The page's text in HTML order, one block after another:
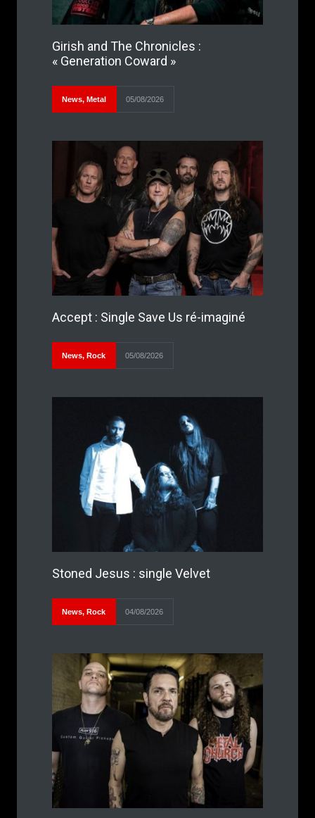
Girish and The Chronicles :
« Generation Coward »
News, Metal 05/08/2026
Accept : Single Save Us ré-imaginé
News, Rock 05/08/2026
Stoned Jesus : single Velvet
News, Rock 04/08/2026